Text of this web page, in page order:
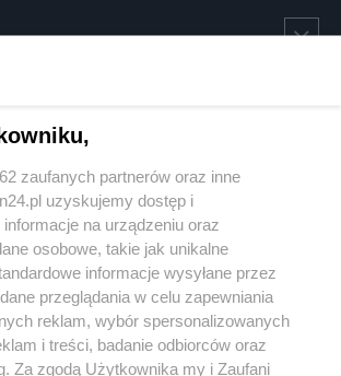
zaufanych partnerów oraz inne
uzyskujemy dostęp i
na urządzeniu oraz
osobowe, takie jak unikalne
informacje wysyłane przez
przeglądania w celu zapewniania
reklam, wybór spersonalizowanych
i treści, badanie odbiorców oraz
Za zgodą Użytkownika my i Zaufani